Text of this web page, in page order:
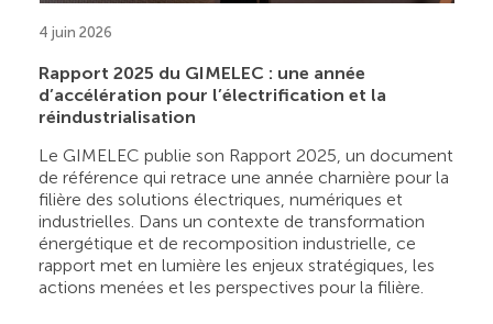
4 juin 2026
Rapport 2025 du GIMELEC : une année
d’accélération pour l’électrification et la
réindustrialisation
Le GIMELEC publie son Rapport 2025, un document
de référence qui retrace une année charnière pour la
filière des solutions électriques, numériques et
industrielles. Dans un contexte de transformation
énergétique et de recomposition industrielle, ce
rapport met en lumière les enjeux stratégiques, les
actions menées et les perspectives pour la filière.